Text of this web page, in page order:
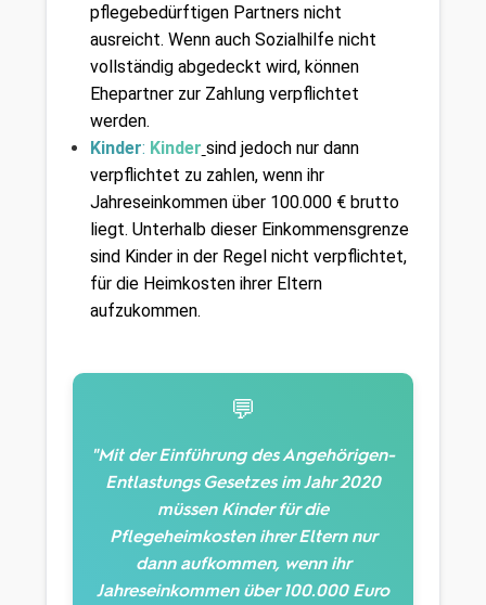
pflegebedürftigen Partners nicht
ausreicht. Wenn auch Sozialhilfe nicht
vollständig abgedeckt wird, können
Ehepartner zur Zahlung verpflichtet
werden.
Kinder: Kinder sind jedoch nur dann
verpflichtet zu zahlen, wenn ihr
Jahreseinkommen über 100.000 € brutto
liegt. Unterhalb dieser Einkommensgrenze
sind Kinder in der Regel nicht verpflichtet,
für die Heimkosten ihrer Eltern
aufzukommen.
💬
"Mit der Einführung des Angehörigen-
Entlastungs Gesetzes im Jahr 2020
müssen Kinder für die
Pflegeheimkosten ihrer Eltern nur
dann aufkommen, wenn ihr
Jahreseinkommen über 100.000 Euro